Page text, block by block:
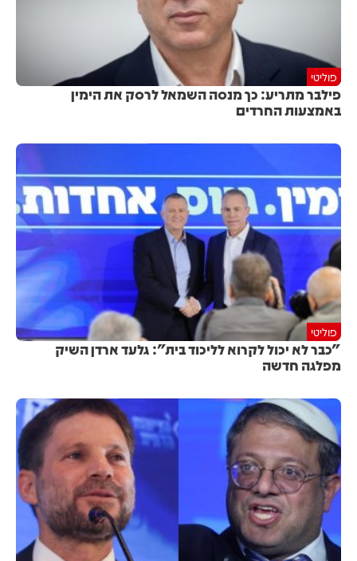
פוליטי
פילבר מתריע: כך מנסה השמאל לרסק את הימין
באמצעות החרדים
פוליטי
"כבר לא יכול לקרוא לליכוד בית": גלעד ארדן השיק
מפלגה חדשה